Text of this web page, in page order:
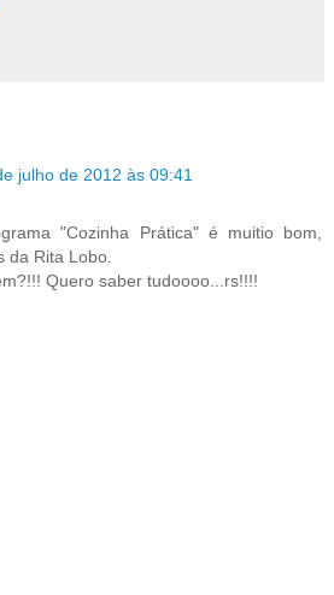
julho de 2012 às 09:41
"Cozinha Prática" é muitio bom,
da Rita Lobo.
Quero saber tudoooo...rs!!!!